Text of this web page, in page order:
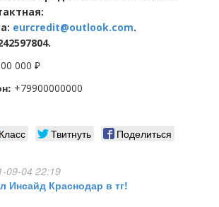
eurcredit@outlook.com.
000 ₽
+79900000000
Класс Твитнуть
Поделиться
09-04 22:19
Инсайд Краснодар в тг!